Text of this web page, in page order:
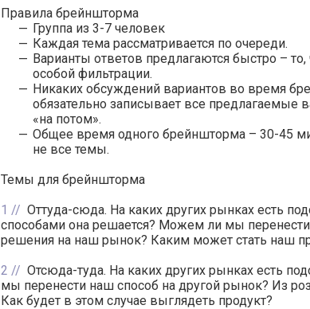
Правила брейншторма
Группа из 3-7 человек
Каждая тема рассматривается по очереди.
Варианты ответов предлагаются быстро – то,
особой фильтрации.
Никаких обсуждений вариантов во время
обязательно записывает все предлагаемые
«на потом».
Общее время одного брейншторма – 30-45
не все темы.
Темы для брейншторма
1
Оттуда-сюда. На каких других рынках есть
способами она решается? Можем ли мы перенести
решения на наш рынок? Каким может стать наш
2
Отсюда-туда. На каких других рынках есть
мы перенести наш способ на другой рынок? Из
Как будет в этом случае выглядеть продукт?